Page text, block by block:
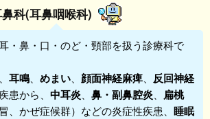
科(耳鼻咽喉科)
・鼻・口・のど・頸部を扱う診療科で
耳鳴 めまい 顔面神経麻痺
反回神経
患から、 中耳炎 鼻・副鼻腔炎
扁桃
冒、かぜ症候群）などの炎症性疾患、 睡眠